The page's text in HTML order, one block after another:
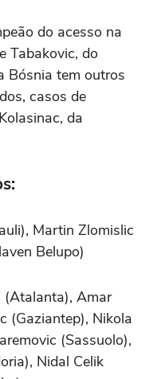
do acesso na
Tabakovic, do
Bósnia tem outros
casos de
da
Martin Zlomislic
Belupo)
(Atalanta), Amar
(Gaziantep), Nikola
(Sassuolo),
Nidal Celik